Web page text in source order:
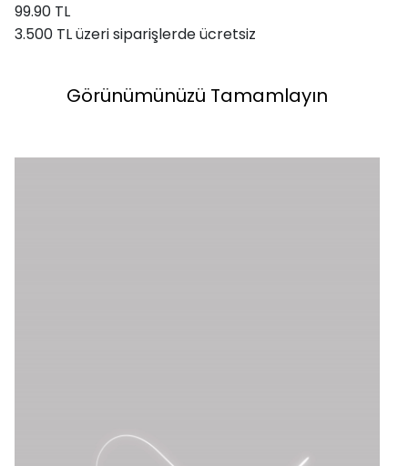
99.90 TL
3.500 TL üzeri siparişlerde ücretsiz
Görünümünüzü Tamamlayın